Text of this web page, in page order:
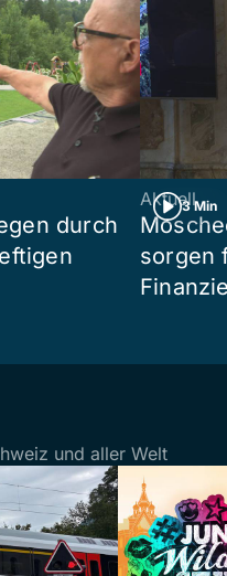
durch
3 Min
Aktuell
sorgen
und aller Welt